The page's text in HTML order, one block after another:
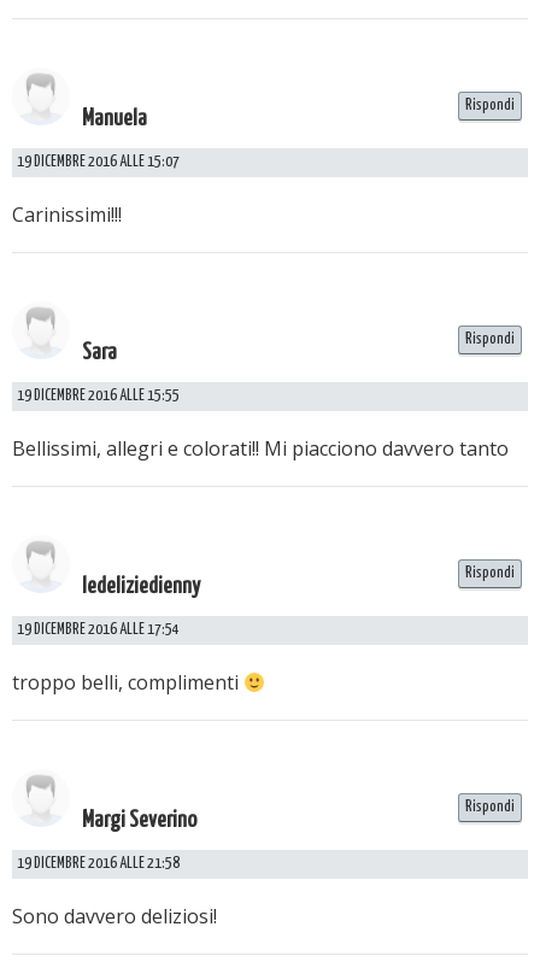
Manuela
19 DICEMBRE 2016 ALLE 15:07
Carinissimi!!!
Rispondi
Sara
19 DICEMBRE 2016 ALLE 15:55
Bellissimi, allegri e colorati!! Mi piacciono davvero tanto
Rispondi
ledeliziedienny
19 DICEMBRE 2016 ALLE 17:54
troppo belli, complimenti
Rispondi
Margi Severino
19 DICEMBRE 2016 ALLE 21:58
Sono davvero deliziosi!
Rispondi